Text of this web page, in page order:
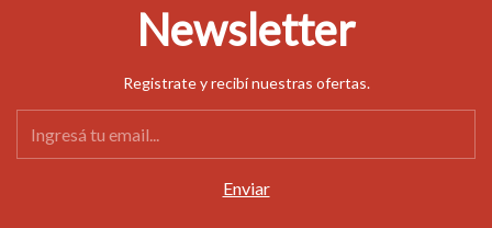
Newsletter
Registrate y recibí nuestras ofertas.